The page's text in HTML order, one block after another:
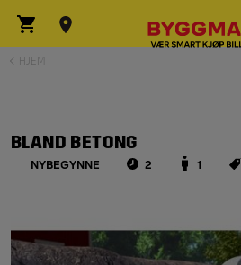
HJEM
BLAND BETONG
NYBEGYNNE 2 1